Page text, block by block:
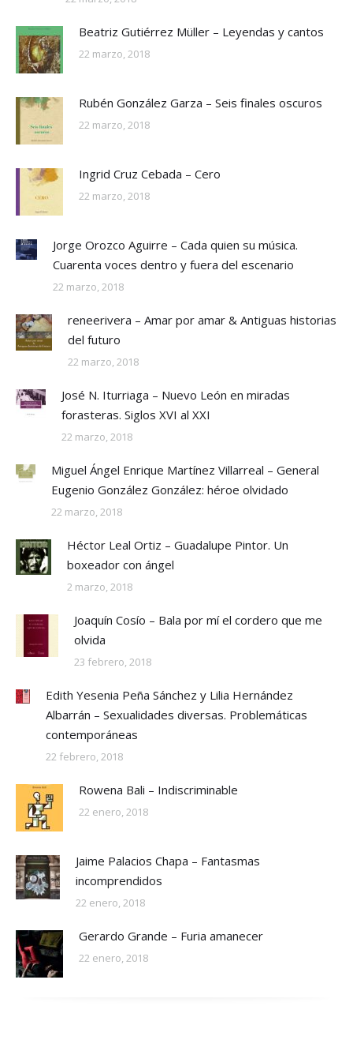
Beatriz Gutiérrez Müller – Leyendas y cantos
22 marzo, 2018
Rubén González Garza – Seis finales oscuros
22 marzo, 2018
Ingrid Cruz Cebada – Cero
22 marzo, 2018
Jorge Orozco Aguirre – Cada quien su música.
Cuarenta voces dentro y fuera del escenario
22 marzo, 2018
reneerivera – Amar por amar & Antiguas historias
del futuro
22 marzo, 2018
José N. Iturriaga – Nuevo León en miradas
forasteras. Siglos XVI al XXI
22 marzo, 2018
Miguel Ángel Enrique Martínez Villarreal – General
Eugenio González González: héroe olvidado
22 marzo, 2018
Héctor Leal Ortiz – Guadalupe Pintor. Un
boxeador con ángel
2 marzo, 2018
Joaquín Cosío – Bala por mí el cordero que me
olvida
23 febrero, 2018
Edith Yesenia Peña Sánchez y Lilia Hernández
Albarrán – Sexualidades diversas. Problemáticas
contemporáneas
22 febrero, 2018
Rowena Bali – Indiscriminable
22 enero, 2018
Jaime Palacios Chapa – Fantasmas
incomprendidos
22 enero, 2018
Gerardo Grande – Furia amanecer
22 enero, 2018